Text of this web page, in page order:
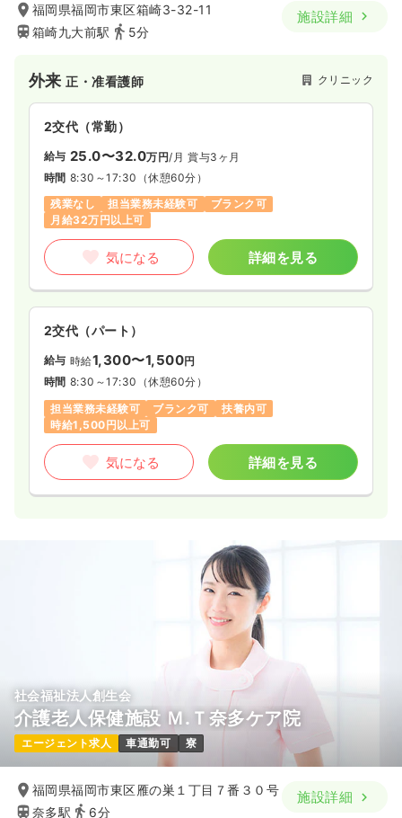
福岡県福岡市東区箱崎3-32-11
箱崎九大前駅
5分
施設詳細
外来正・准看護師 クリニック
2交代（常勤）
給与 25.0〜32.0万円/月 賞与3ヶ月
時間 8:30～17:30 （休憩60分）
残業なし
担当業務未経験可
ブランク可
月給32万円以上可
気になる 詳細を見る
2交代（パート）
給与 時給1,300〜1,500円
時間 8:30～17:30 （休憩60分）
担当業務未経験可
ブランク可
扶養内可
時給1,500円以上可
気になる 詳細を見る
社会福祉法人創生会
介護老人保健施設 Ｍ.Ｔ奈多ケア院
エージェント求人 車通勤可 寮
福岡県福岡市東区雁の巣１丁目７番３０号
奈多駅
6分
施設詳細